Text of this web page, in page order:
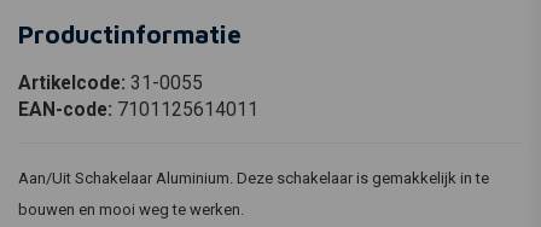
Productinformatie
Artikelcode: 31-0055
EAN-code: 7101125614011
Aan/Uit Schakelaar Aluminium. Deze schakelaar is gemakkelijk in te
bouwen en mooi weg te werken.